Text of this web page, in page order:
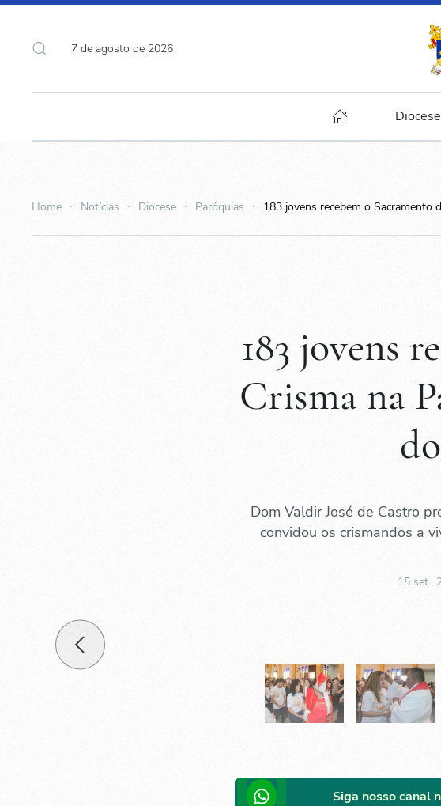
7 de agosto de 2026
Diocese
Home Notícias Diocese Paróquias 183 jovens recebem o Sacramento
183 jovens
Crisma na
Dom Valdir José de Castro
convidou os crismandos a
15 set.,
Siga nosso canal